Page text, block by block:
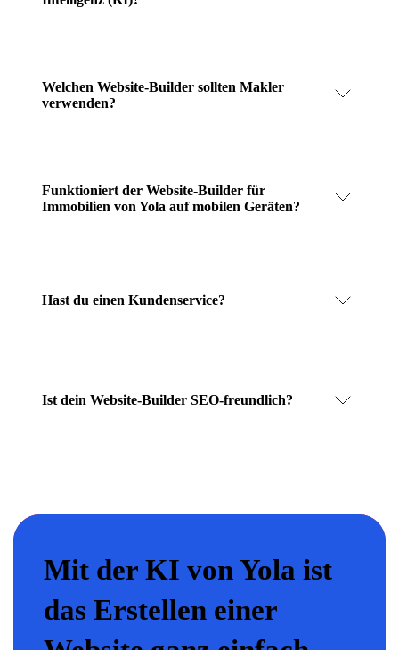
Welchen Website-Builder sollten Makler
verwenden?
Funktioniert der Website-Builder für
Immobilien von Yola auf mobilen Geräten?
Hast du einen Kundenservice?
Ist dein Website-Builder SEO-freundlich?
Mit der KI von Yola ist
das Erstellen einer